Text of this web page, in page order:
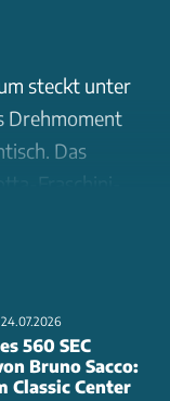
steckt unter
Drehmoment
Das
Fraschini-
560 SEC
Bruno Sacco:
Classic Center